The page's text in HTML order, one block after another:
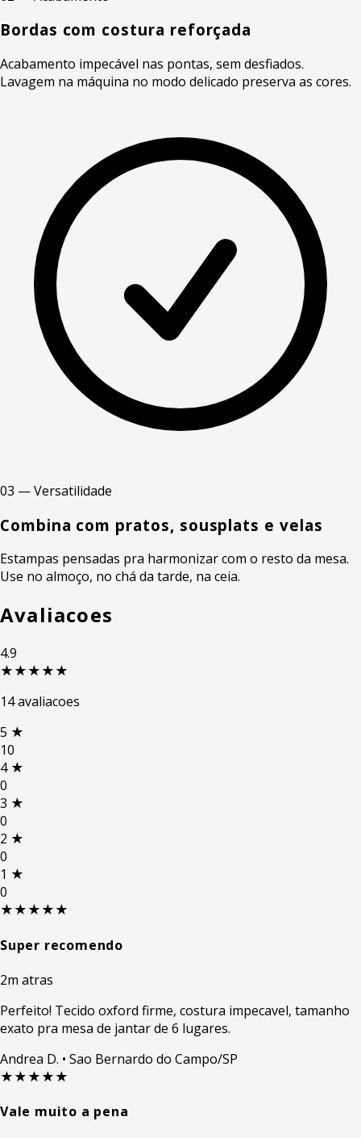
Bordas com costura reforçada
Acabamento impecável nas pontas, sem desfiados.
Lavagem na máquina no modo delicado preserva as cores.
03 — Versatilidade
Combina com pratos, sousplats e velas
Estampas pensadas pra harmonizar com o resto da mesa.
Use no almoço, no chá da tarde, na ceia.
Avaliacoes
4.9
★★★★★
14 avaliacoes
5 ★
10
4 ★
0
3 ★
0
2 ★
0
1 ★
0
★★★★★
Super recomendo
2m atras
Perfeito! Tecido oxford firme, costura impecavel, tamanho
exato pra mesa de jantar de 6 lugares.
Andrea D. • Sao Bernardo do Campo/SP
★★★★★
Vale muito a pena